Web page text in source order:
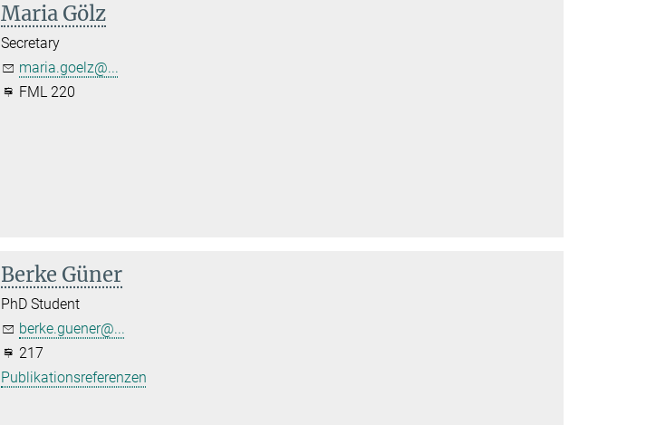
Maria Gölz
Secretary
maria.goelz@...
FML 220
Berke Güner
PhD Student
berke.guener@...
217
Publikationsreferenzen